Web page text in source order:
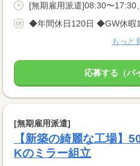
[無期雇用派遣]08:30〜17:30
もっと
応募する（バ
[無期雇用派遣]
【新築の綺麗な工場】
Kのミラー組立